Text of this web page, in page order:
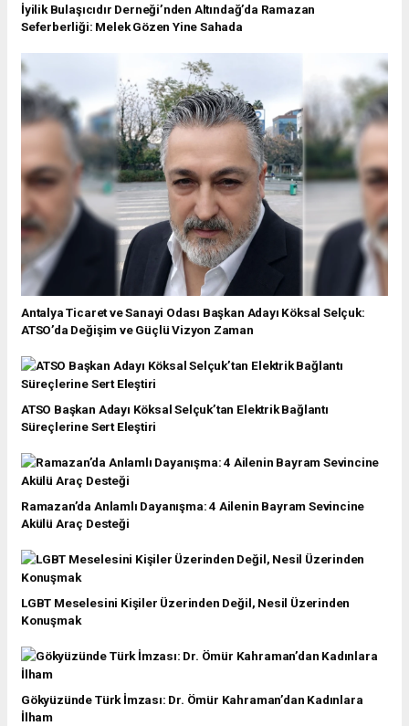
İyilik Bulaşıcıdır Derneği’nden Altındağ’da Ramazan
Seferberliği: Melek Gözen Yine Sahada
Antalya Ticaret ve Sanayi Odası Başkan Adayı Köksal Selçuk:
ATSO’da Değişim ve Güçlü Vizyon Zaman
ATSO Başkan Adayı Köksal Selçuk’tan Elektrik Bağlantı
Süreçlerine Sert Eleştiri
Ramazan’da Anlamlı Dayanışma: 4 Ailenin Bayram Sevincine
Akülü Araç Desteği
LGBT Meselesini Kişiler Üzerinden Değil, Nesil Üzerinden
Konuşmak
Gökyüzünde Türk İmzası: Dr. Ömür Kahraman’dan Kadınlara
İlham